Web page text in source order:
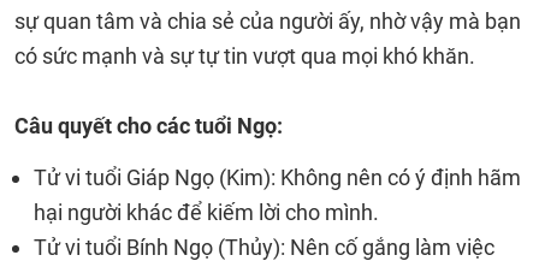
sự quan tâm và chia sẻ của người ấy, nhờ vậy mà bạn
có sức mạnh và sự tự tin vượt qua mọi khó khăn.
Câu quyết cho các tuổi Ngọ:
Tử vi tuổi Giáp Ngọ (Kim): Không nên có ý định hãm
hại người khác để kiếm lời cho mình.
Tử vi tuổi Bính Ngọ (Thủy): Nên cố gắng làm việc